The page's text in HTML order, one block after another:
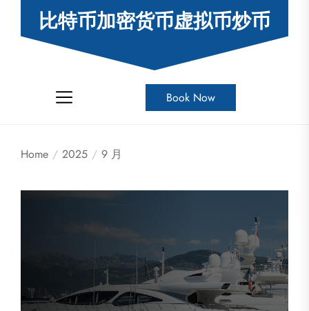
比特币加密货币虚拟币炒币
Book Now
Home 2025 9 月